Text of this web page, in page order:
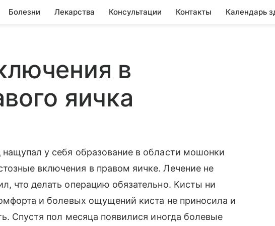
Болезни Лекарства Консультации Контакты Календарь
в
яичка
у себя образование в области мошонки
включения в правом яичке. Лечение не
что делать операцию обязательно. Кисты ни
и болевых ощущений киста не приносила и
Спустя пол месяца появилися иногда болевые